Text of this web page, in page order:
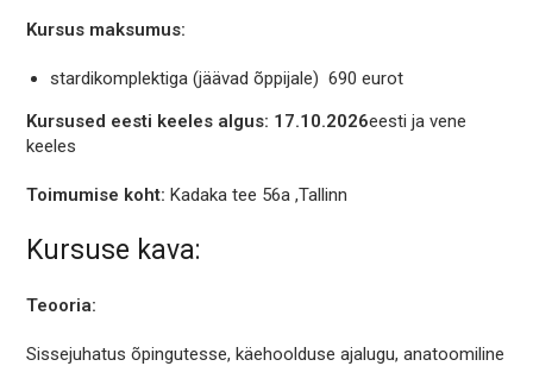
Kursus maksumus:
stardikomplektiga (jäävad õppijale) 690 eurot
Kursused eesti keeles algus: 17.10.2026eesti ja vene
keeles
Toimumise koht: Kadaka tee 56a ,Tallinn
Kursuse kava:
Teooria:
Sissejuhatus õpingutesse, käehoolduse ajalugu, anatoomiline